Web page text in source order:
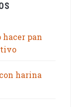
hacer pan
harina